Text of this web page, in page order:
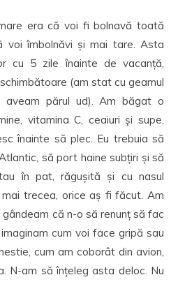
era că voi fi bolnavă toată
voi îmbolnăvi și mai tare. Asta
cu 5 zile înainte de vacanță,
(am stat cu geamul
părul ud). Am băgat o
vitamina C, ceaiuri și supe,
înainte să plec. Eu trebuia să
să port haine subțiri și să
în pat, răgușită și cu nasul
trecea, orice aș fi făcut. Am
că n-o să renunț să fac
cum voi face gripă sau
cum am coborât din avion,
N-am să înțeleg asta deloc. Nu